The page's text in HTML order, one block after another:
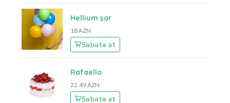
Hellium şar
18 AZN
Səbətə at
Rafaello
22.49 AZN
Səbətə at